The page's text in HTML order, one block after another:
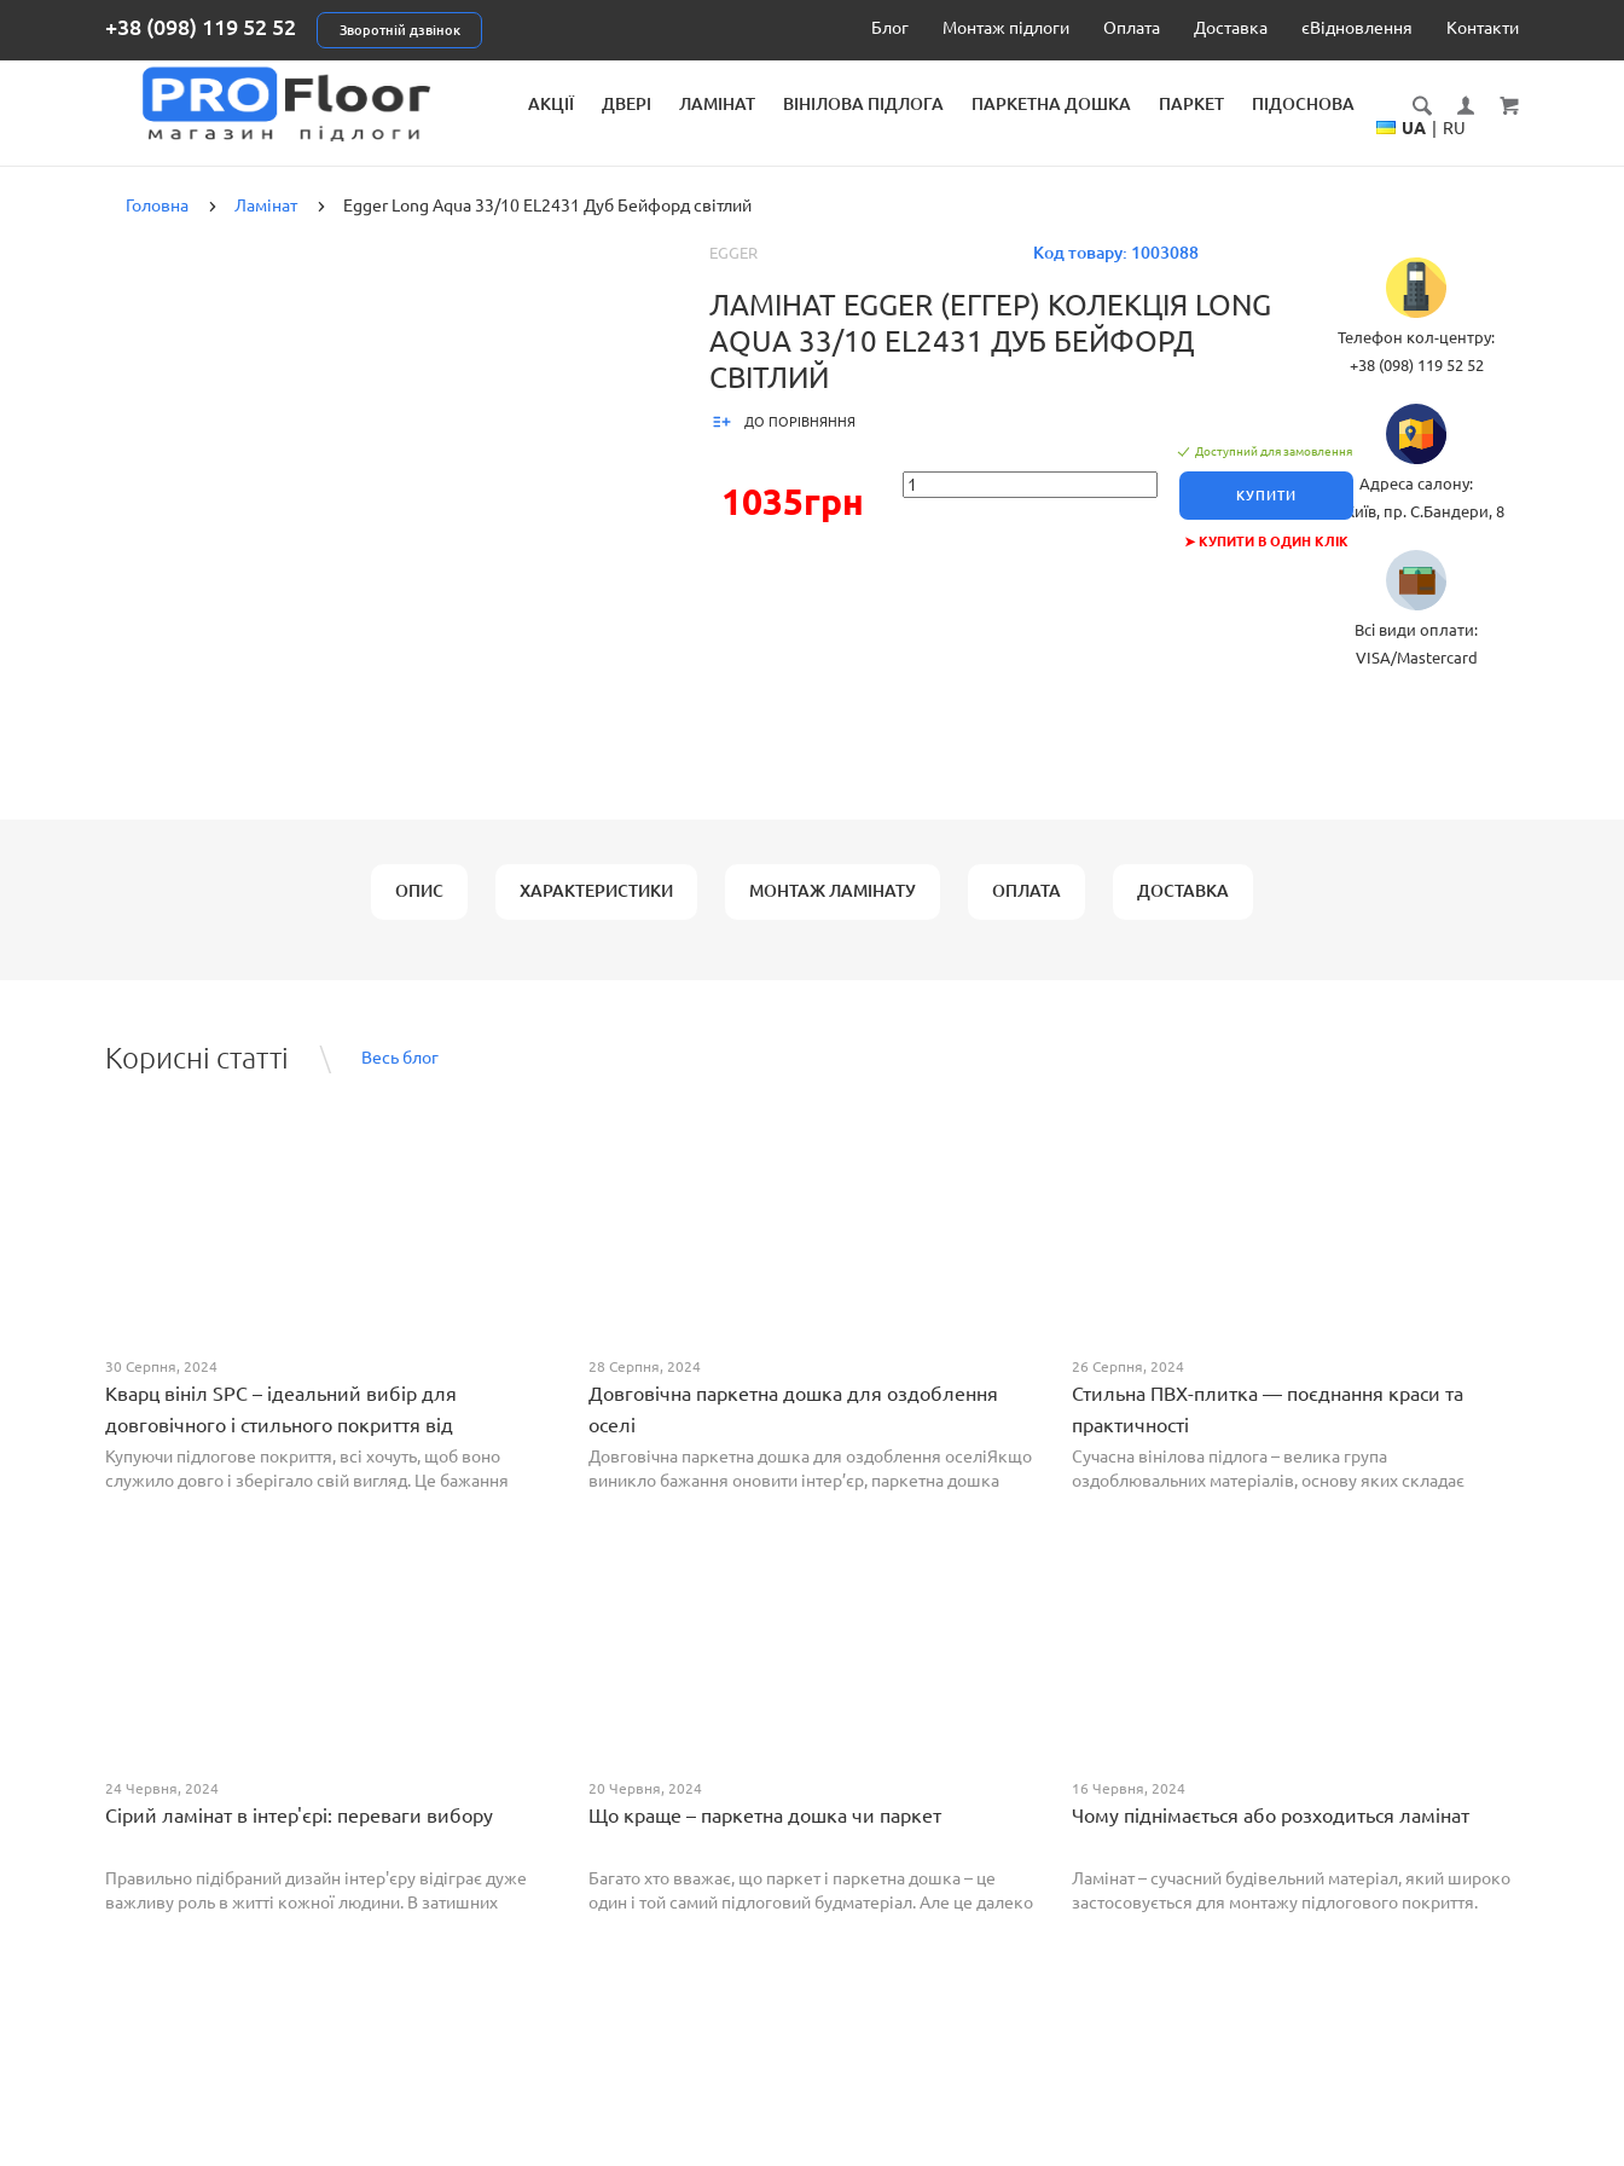
+38 (098) 119 52 52 Зворотній дзвінок Блог Монтаж підлоги Оплата Доставка єВідновлення Контакти
АКЦІЇ ДВЕРІ ЛАМІНАТ ВІНІЛОВА ПІДЛОГА ПАРКЕТНА ДОШКА ПАРКЕТ
ПІДОСНОВА
UA RU
Головна Ламінат Egger Long Aqua 33/10 EL2431 Дуб Бейфорд світлий
Код товару: 1003088
EGGER
ЛАМІНАТ EGGER (ЕГГЕР) КОЛЕКЦІЯ LONG
AQUA 33/10 EL2431 ДУБ БЕЙФОРД
СВІТЛИЙ
ДО ПОРІВНЯННЯ
1035грн
Доступний для замовлення
КУПИТИ
➤ КУПИТИ В ОДИН КЛІК
Телефон кол-центру:
+38 (098) 119 52 52
Адреса салону:
м.Київ, пр. С.Бандери, 8
Всі види оплати:
VISA/Mastercard
ОПИС ХАРАКТЕРИСТИКИ МОНТАЖ ЛАМІНАТУ ОПЛАТА ДОСТАВКА
Корисні статті Весь блог
30 Серпня, 2024
Кварц вініл SPC – ідеальний вибір для
довговічного і стильного покриття від
PROFLOOR
Купуючи підлогове покриття, всі хочуть, щоб воно
служило довго і зберігало свій вигляд. Це бажання
28 Серпня, 2024
Довговічна паркетна дошка для оздоблення
оселі
Довговічна паркетна дошка для оздоблення оселіЯкщо
виникло бажання оновити інтер’єр, паркетна дошка
26 Серпня, 2024
Стильна ПВХ-плитка — поєднання краси та
практичності
Сучасна вінілова підлога – велика група
оздоблювальних матеріалів, основу яких складає
24 Червня, 2024
Сірий ламінат в інтер'єрі: переваги вибору
Правильно підібраний дизайн інтер'єру відіграє дуже
важливу роль в житті кожної людини. В затишних
20 Червня, 2024
Що краще – паркетна дошка чи паркет
Багато хто вважає, що паркет і паркетна дошка – це
один і той самий підлоговий будматеріал. Але це далеко
16 Червня, 2024
Чому піднімається або розходиться ламінат
Ламінат – сучасний будівельний матеріал, який широко
застосовується для монтажу підлогового покриття.